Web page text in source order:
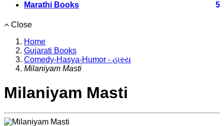
Marathi Books 5
Close
Home
Gujarati Books
Comedy-Hasya-Humor - હાસ્ય
Milaniyam Masti
Milaniyam Masti